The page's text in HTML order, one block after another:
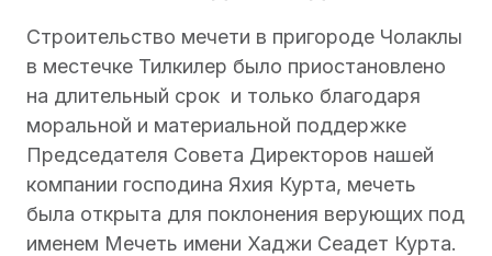
Строительство мечети в пригороде Чолаклы
в местечке Тилкилер было приостановлено
на длительный срок и только благодаря
моральной и материальной поддержке
Председателя Совета Директоров нашей
компании господина Яхия Курта, мечеть
была открыта для поклонения верующих под
именем Мечеть имени Хаджи Сеадет Курта.